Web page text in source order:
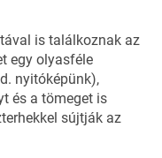
is találkoznak az
egy olyasféle
nyitóképünk),
és a tömeget is
sújtják az